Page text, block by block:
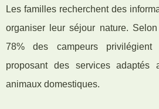
Les familles recherchent des
organiser leur séjour nature.
78% des campeurs privilégient
proposant des services adaptés
animaux domestiques.